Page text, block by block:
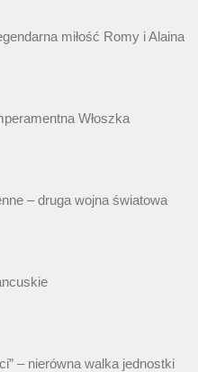
miłość Romy i Alaina
Włoszka
– druga wojna światowa
– nierówna walka jednostki